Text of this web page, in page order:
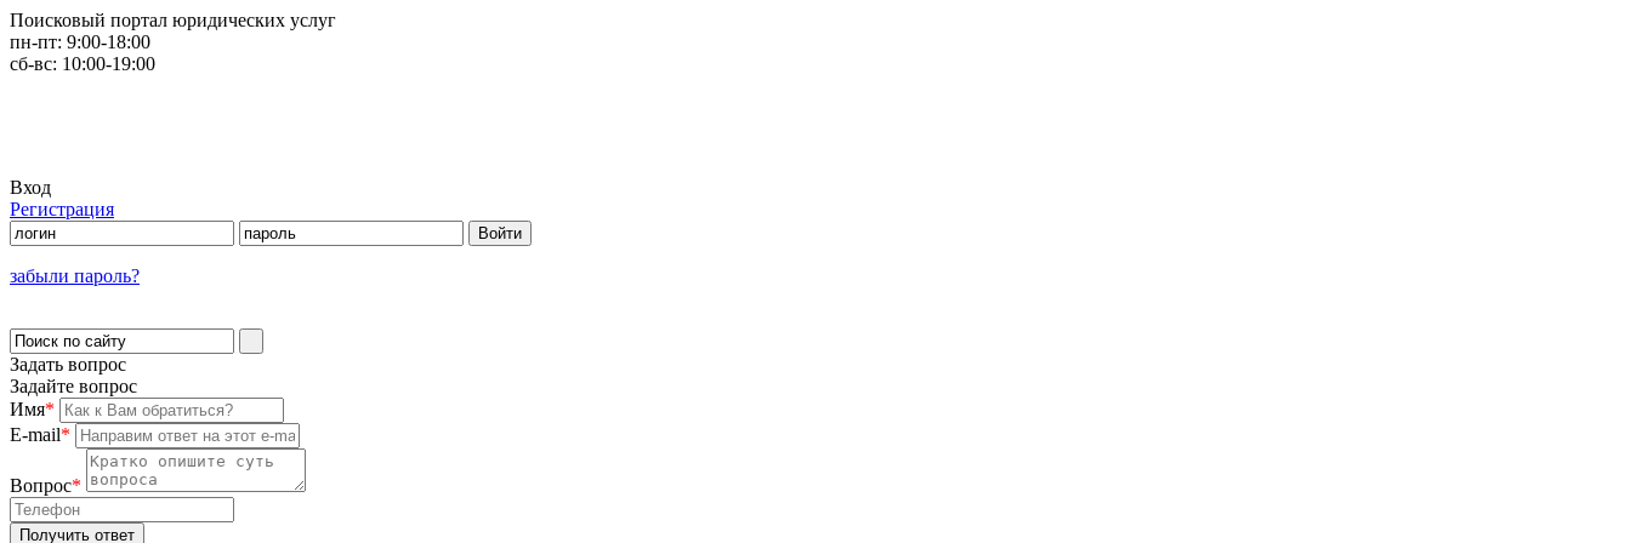
Поисковый портал юридических услуг
пн-пт: 9:00-18:00
сб-вс: 10:00-19:00
Вход
Регистрация
забыли пароль?
Задать вопрос
Задайте вопрос
Имя*
E-mail*
Вопрос*